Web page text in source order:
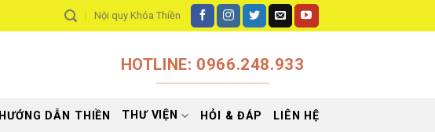
Nội quy Khóa Thiền
HOTLINE: 0966.248.933
HƯỚNG DẪN THIỀN THƯ VIỆN HỎI & ĐÁP LIÊN HỆ